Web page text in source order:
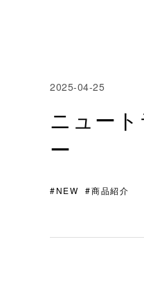
2025-04-25
ニュー
ー
#NEW #商品紹介